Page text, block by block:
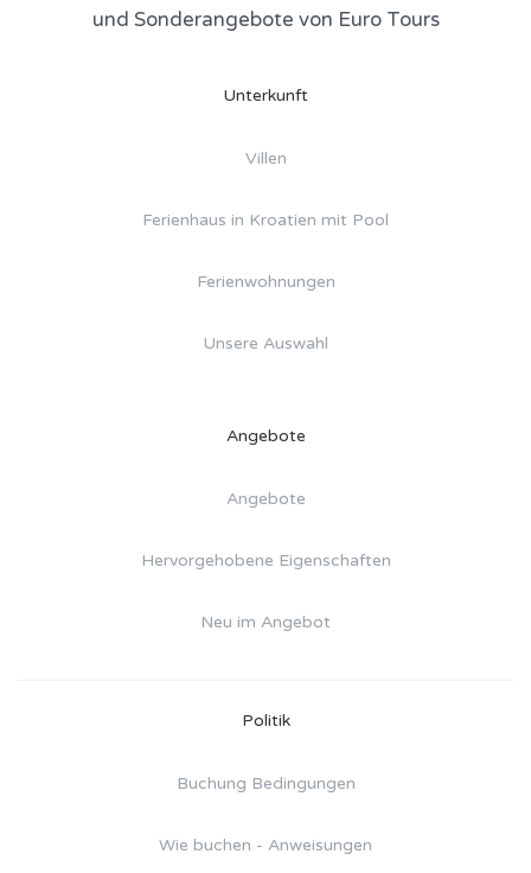
und Sonderangebote von Euro Tours
Unterkunft
Villen
Ferienhaus in Kroatien mit Pool
Ferienwohnungen
Unsere Auswahl
Angebote
Angebote
Hervorgehobene Eigenschaften
Neu im Angebot
Politik
Buchung Bedingungen
Wie buchen - Anweisungen